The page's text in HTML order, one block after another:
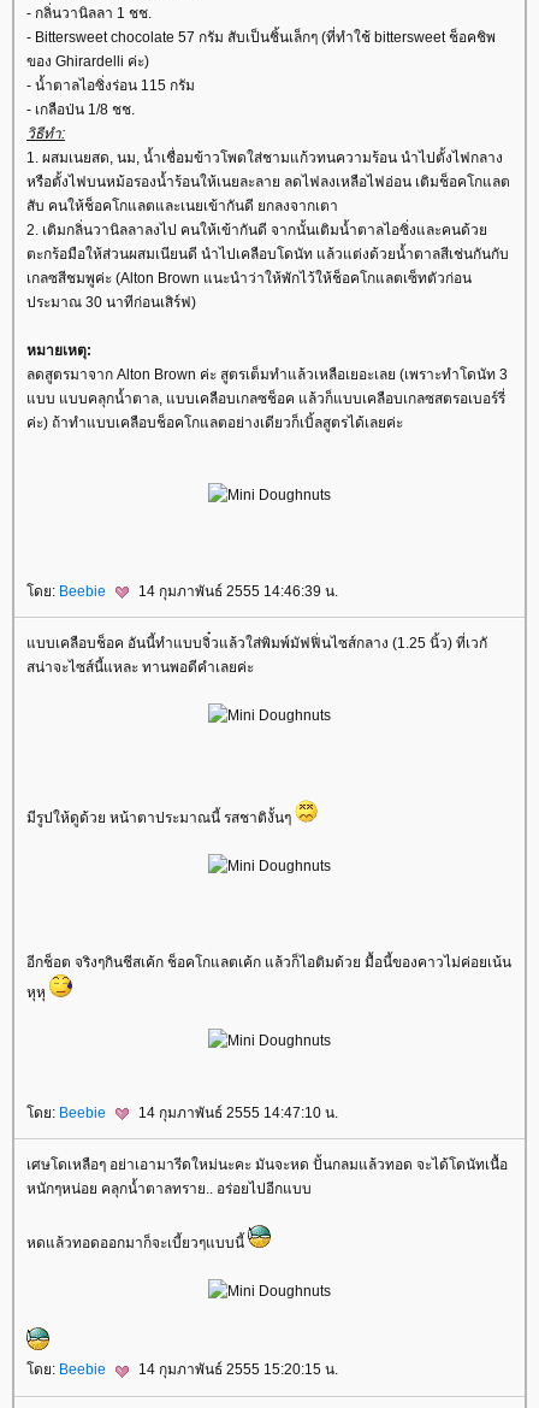
- กลิ่นวานิลลา 1 ชช.
- Bittersweet chocolate 57 กรัม สับเป็นชิ้นเล็กๆ (ที่ทำใช้ bittersweet ช็อคชิพ
ของ Ghirardelli ค่ะ)
- น้ำตาลไอซิ่งร่อน 115 กรัม
- เกลือป่น 1/8 ชช.
วิธีทำ:
1. ผสมเนยสด, นม, น้ำเชื่อมข้าวโพดใส่ชามแก้วทนความร้อน นำไปตั้งไฟกลาง
หรือตั้งไฟบนหม้อรองน้ำร้อนให้เนยละลาย ลดไฟลงเหลือไฟอ่อน เติมช็อคโกแลต
สับ คนให้ช็อคโกแลตและเนยเข้ากันดี ยกลงจากเตา
2. เติมกลิ่นวานิลลาลงไป คนให้เข้ากันดี จากนั้นเติมน้ำตาลไอซิ่งและคนด้ว
ตะกร้อมือให้ส่วนผสมเนียนดี นำไปเคลือบโดนัท แล้วแต่งด้วยน้ำตาลสีเช่นกันกับ
เกลซสีชมพูค่ะ (Alton Brown แนะนำว่าให้พักไว้ให้ช็อคโกแลตเซ็ทตัวก่อน
ประมาณ 30 นาทีก่อนเสิร์ฟ)
หมายเหตุ:
ลดสูตรมาจาก Alton Brown ค่ะ สูตรเต็มทำแล้วเหลือเยอะเลย (เพราะทำโดนัท 3
บบ แบบคลุกน้ำตาล, แบบเคลือบเกลซช็อค แล้วก็แบบเคลือบเกลซสตรอเบอร์รี่
ค่ะ) ถ้าทำแบบเคลือบช็อคโกแลตอย่างเดียวก็เบิ้ลสูตรได้เลยค่ะ
ดย: Beebie 14 กุมภาพันธ์ 2555 14:46:39 น.
บบเคลือบช็อค อันนี้ทำแบบจิ๋วแล้วใส่พิมพ์มัฟฟิ่นไซส์กลาง (1.25 นิ้ว) ที่เวกั
สน่าจะไซส์นี้แหละ ทานพอดีคำเลยค่ะ
มีรูปให้ดูด้วย หน้าตาประมาณนี้ รสชาติงั้นๆ
อีกช็อต จริงๆกินชีสเค้ก ช็อคโกแลตเค้ก แล้วก็ไอติมด้วย มื้อนี้ของคาวไม่ค่อยเน้น
หุหุ
ดย: Beebie 14 กุมภาพันธ์ 2555 14:47:10 น.
เศษโดเหลือๆ อย่าเอามารีดใหม่นะคะ มันจะหด ปั้นกลมแล้วทอด จะได้โดนัทเนื้อ
หนักๆหน่อย คลุกน้ำตาลทราย.. อร่อยไปอีกแบบ
หดแล้วทอดออกมาก็จะเบี้ยวๆแบบนี้
ดย: Beebie 14 กุมภาพันธ์ 2555 15:20:15 น.